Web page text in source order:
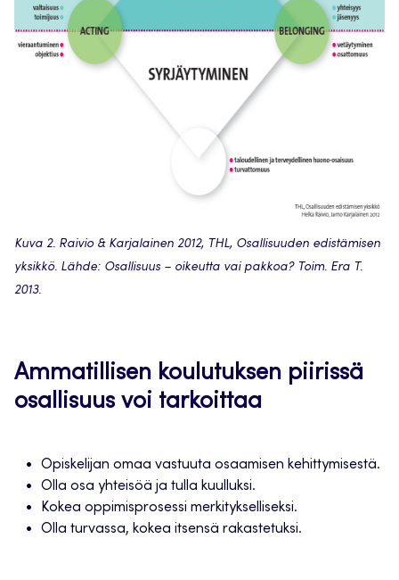
Kuva 2. Raivio & Karjalainen 2012, THL, Osallisuuden edistämisen
yksikkö. Lähde: Osallisuus – oikeutta vai pakkoa? Toim. Era T.
2013.
Ammatillisen koulutuksen piirissä
osallisuus voi tarkoittaa
Opiskelijan omaa vastuuta osaamisen kehittymisestä.
Olla osa yhteisöä ja tulla kuulluksi.
Kokea oppimisprosessi merkitykselliseksi.
Olla turvassa, kokea itsensä rakastetuksi.